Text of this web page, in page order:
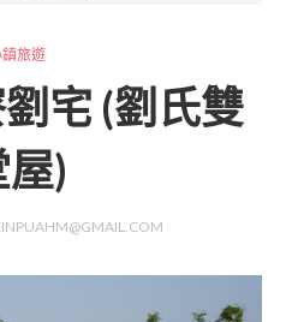
旅遊
宅 (劉氏雙
屋)